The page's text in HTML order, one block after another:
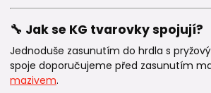
🔧 Jak se KG tvarovky spojují?
Jednoduše zasunutím do hrdla s
spoje doporučujeme před zasunutím
mazivem.